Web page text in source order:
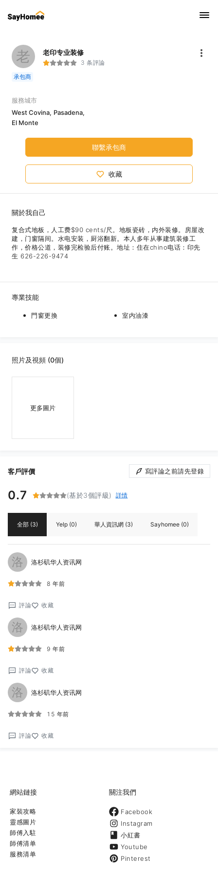
老 老印专业装修
3 条評論
承包商
服務城市
West Covina, Pasadena,
El Monte
聯繫承包商
收藏
關於我自己
复合式地板，人工费$90 cents/尺。地板瓷砖，内外装修。房屋改
建，门窗隔间。水电安装，厨浴翻新。本人多年从事建筑装修工
作，价格公道，装修完检验后付账。地址：住在chino电话：印先
生 626-226-9474
專業技能
門窗更換 室内油漆
照片及視頻 (0個)
更多圖片
客戶評價 寫評論之前請先登錄
0.7 (基於3個評級) 詳情
全部 (3) Yelp (0) 華人資訊網 (3) Sayhomee (0)
洛 洛杉矶华人资讯网
8 年前
評論 收藏
洛 洛杉矶华人资讯网
9 年前
評論 收藏
洛 洛杉矶华人资讯网
15 年前
評論 收藏
網站鏈接
家裝攻略
靈感圖片
師傅入駐
師傅清单
服務清单
關注我們
Facebook
Instagram
小紅書
Youtube
Pinterest